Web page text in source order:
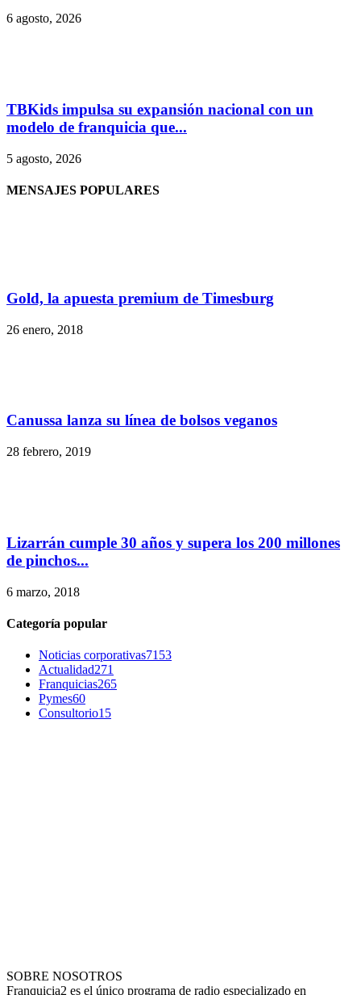
6 agosto, 2026
TBKids impulsa su expansión nacional con un
modelo de franquicia que...
5 agosto, 2026
MENSAJES POPULARES
Gold, la apuesta premium de Timesburg
26 enero, 2018
Canussa lanza su línea de bolsos veganos
28 febrero, 2019
Lizarrán cumple 30 años y supera los 200 millones
de pinchos...
6 marzo, 2018
Categoría popular
Noticias corporativas7153
Actualidad271
Franquicias265
Pymes60
Consultorio15
SOBRE NOSOTROS
Franquicia2 es el único programa de radio especializado en